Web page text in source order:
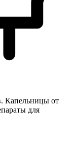
Капельницы от
для